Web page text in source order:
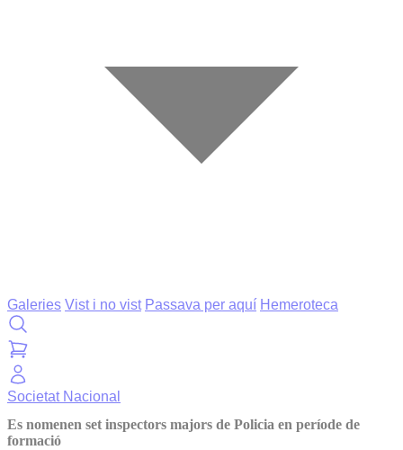
Galeries Vist i no vist Passava per aquí Hemeroteca
Societat Nacional
Es nomenen set inspectors majors de Policia en període de
formació